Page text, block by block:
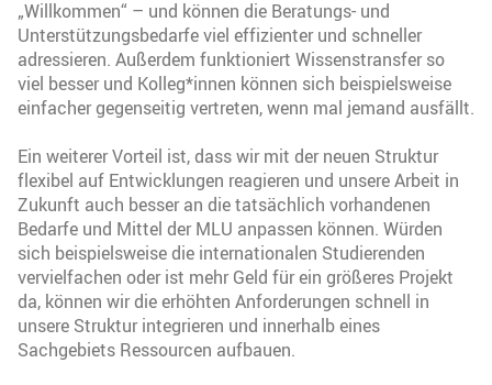
„Willkommen“ – und können die Beratungs- und
Unterstützungsbedarfe viel effizienter und schneller
adressieren. Außerdem funktioniert Wissenstransfer so
viel besser und Kolleg*innen können sich beispielsweise
einfacher gegenseitig vertreten, wenn mal jemand ausfällt.
Ein weiterer Vorteil ist, dass wir mit der neuen Struktur
flexibel auf Entwicklungen reagieren und unsere Arbeit in
Zukunft auch besser an die tatsächlich vorhandenen
Bedarfe und Mittel der MLU anpassen können. Würden
sich beispielsweise die internationalen Studierenden
vervielfachen oder ist mehr Geld für ein größeres Projekt
da, können wir die erhöhten Anforderungen schnell in
unsere Struktur integrieren und innerhalb eines
Sachgebiets Ressourcen aufbauen.